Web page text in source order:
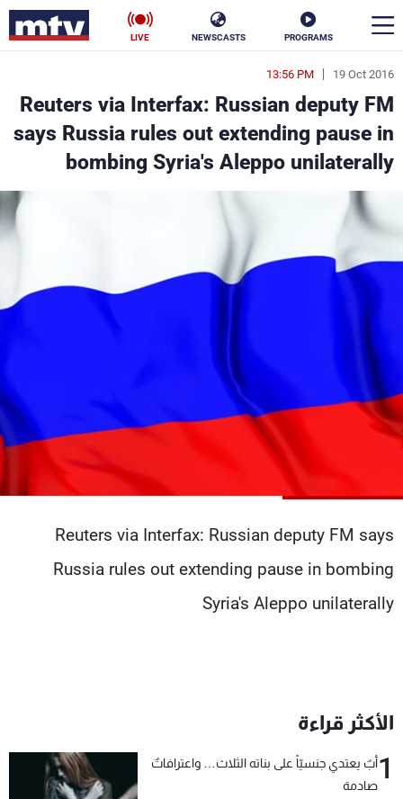
PROGRAMS
NEWSCASTS
LIVE
19 Oct 2016
13:56 PM
Reuters via Interfax: Russian deputy FM
says Russia rules out extending pause in
bombing Syria's Aleppo unilaterally
Reuters via Interfax: Russian deputy FM says
Russia rules out extending pause in bombing
Syria's Aleppo unilaterally
الأكثر قراءة
1أبٌ يعتدي جنسيّاً على بناته الثلاث… واعترافاتٌ
صادمة
en
الأخبار
سياسة ناس
إقتصاد
منوعات
البرامج
جدول البرامج
شاهد البرامج
لاعلاناتكم
شروط الإسـتخدام
سياسة الخصوصية